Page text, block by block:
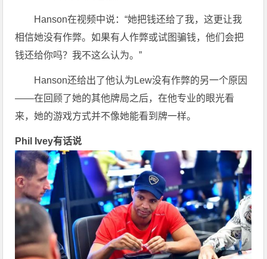
Hanson在视频中说：“她把钱还给了我，这更让我
相信她没有作弊。如果有人作弊或试图骗钱，他们会把
钱还给你吗？我不这么认为。”
Hanson还给出了他认为Lew没有作弊的另一个原因
——在回顾了她的其他牌局之后，在他专业的眼光看
来，她的游戏方式并不像她能看到牌一样。
Phil Ivey有话说